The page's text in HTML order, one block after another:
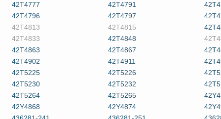
42T4777
42T4791
42T4796
42T4797
42T4813
42T4815
42T4833
42T4848
42T4863
42T4867
42T4902
42T4911
42T5225
42T5226
42T5230
42T5232
42T5264
42T5265
42Y4868
42Y4874